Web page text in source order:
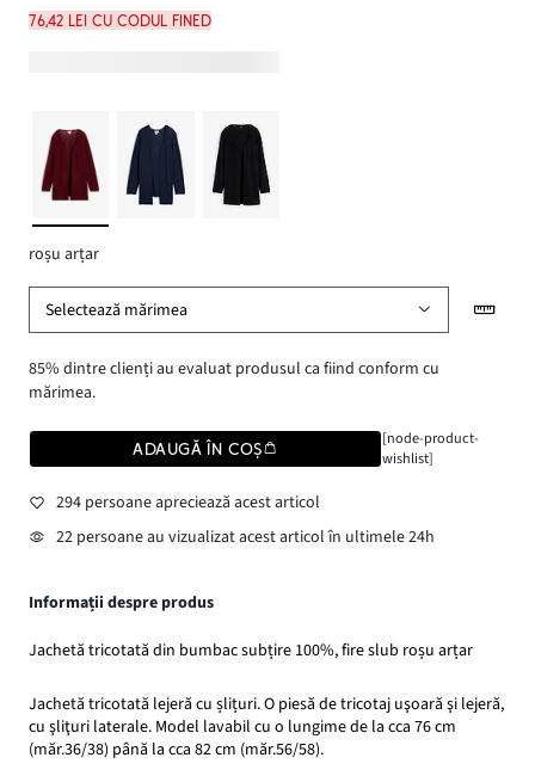
76,42 lei cu codul FINED
roșu arțar
Selectează mărimea
85% dintre clienți au evaluat produsul ca fiind conform cu
mărimea.
ADAUGĂ ÎN COȘ
[node-product-
wishlist]
294 persoane apreciează acest articol
22 persoane au vizualizat acest articol în ultimele 24h
Informații despre produs
Jachetă tricotată din bumbac subțire 100%, fire slub roșu arțar
Jachetă tricotată lejeră cu șlițuri. O piesă de tricotaj uşoară şi lejeră,
cu şliţuri laterale. Model lavabil cu o lungime de la cca 76 cm
(măr.36/38) până la cca 82 cm (măr.56/58).